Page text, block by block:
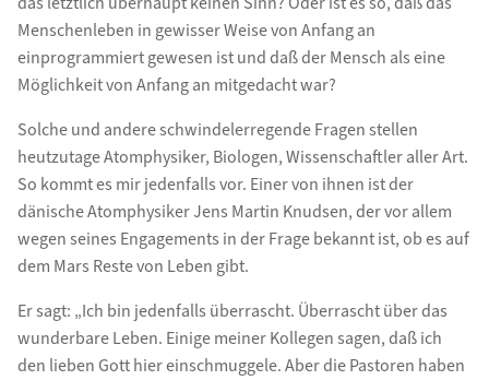
Menschenleben in gewisser Weise von Anfang an
einprogrammiert gewesen ist und daß der Mensch als eine
Möglichkeit von Anfang an mitgedacht war?
Solche und andere schwindelerregende Fragen stellen
heutzutage Atomphysiker, Biologen, Wissenschaftler aller Art.
So kommt es mir jedenfalls vor. Einer von ihnen ist der
dänische Atomphysiker Jens Martin Knudsen, der vor allem
wegen seines Engagements in der Frage bekannt ist, ob es auf
dem Mars Reste von Leben gibt.
Er sagt: „Ich bin jedenfalls überrascht. Überrascht über das
wunderbare Leben. Einige meiner Kollegen sagen, daß ich
den lieben Gott hier einschmuggele. Aber die Pastoren haben